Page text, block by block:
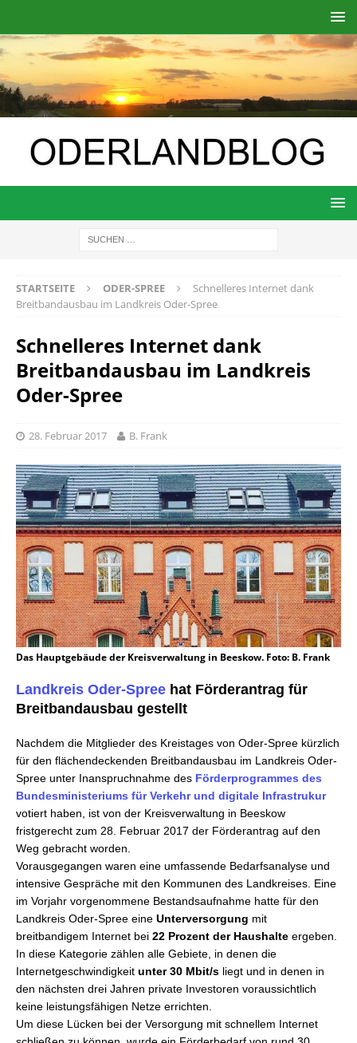
STARTSEITE ODER-SPREE
Schnelleres Internet dank
Breitbandausbau im Landkreis Oder-Spree
Schnelleres Internet dank
Breitbandausbau im Landkreis
Oder-Spree
28. Februar 2017 B. Frank
Das Hauptgebäude der Kreisverwaltung in Beeskow. Foto: B. Frank
Landkreis Oder-Spree hat Förderantrag für
Breitbandausbau gestellt
Nachdem die Mitglieder des Kreistages von Oder-Spree kürzlich
für den flächendeckenden Breitbandausbau im Landkreis Oder-
Spree unter Inanspruchnahme des Förderprogrammes des
Bundesministeriums für Verkehr und digitale Infrastrukur
votiert haben, ist von der Kreisverwaltung in Beeskow
fristgerecht zum 28. Februar 2017 der Förderantrag auf den
Weg gebracht worden.
Vorausgegangen waren eine umfassende Bedarfsanalyse und
intensive Gespräche mit den Kommunen des Landkreises. Eine
im Vorjahr vorgenommene Bestandsaufnahme hatte für den
Landkreis Oder-Spree eine Unterversorgung mit
breitbandigem Internet bei 22 Prozent der Haushalte ergeben.
In diese Kategorie zählen alle Gebiete, in denen die
Internetgeschwindigkeit unter 30 Mbit/s liegt und in denen in
den nächsten drei Jahren private Investoren voraussichtlich
keine leistungsfähigen Netze errichten.
Um diese Lücken bei der Versorgung mit schnellem Internet